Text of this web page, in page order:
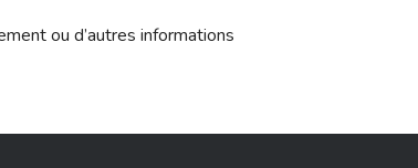
ou d’autres informations